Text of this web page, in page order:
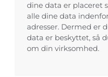
dine data er placeret
alle dine data
adresser. Dermed er
data er beskyttet, så
om din virksomhed.